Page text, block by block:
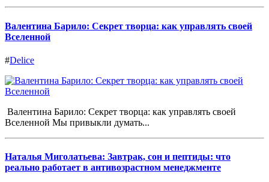
Валентина Барило: Секрет творца: как управлять своей
Вселенной
#Delice
Валентина Барило: Секрет творца: как управлять своей
Вселенной Мы привыкли думать...
Наталья Миголатьева: Завтрак, сон и пептиды: что
реально работает в антивозрастном менеджменте